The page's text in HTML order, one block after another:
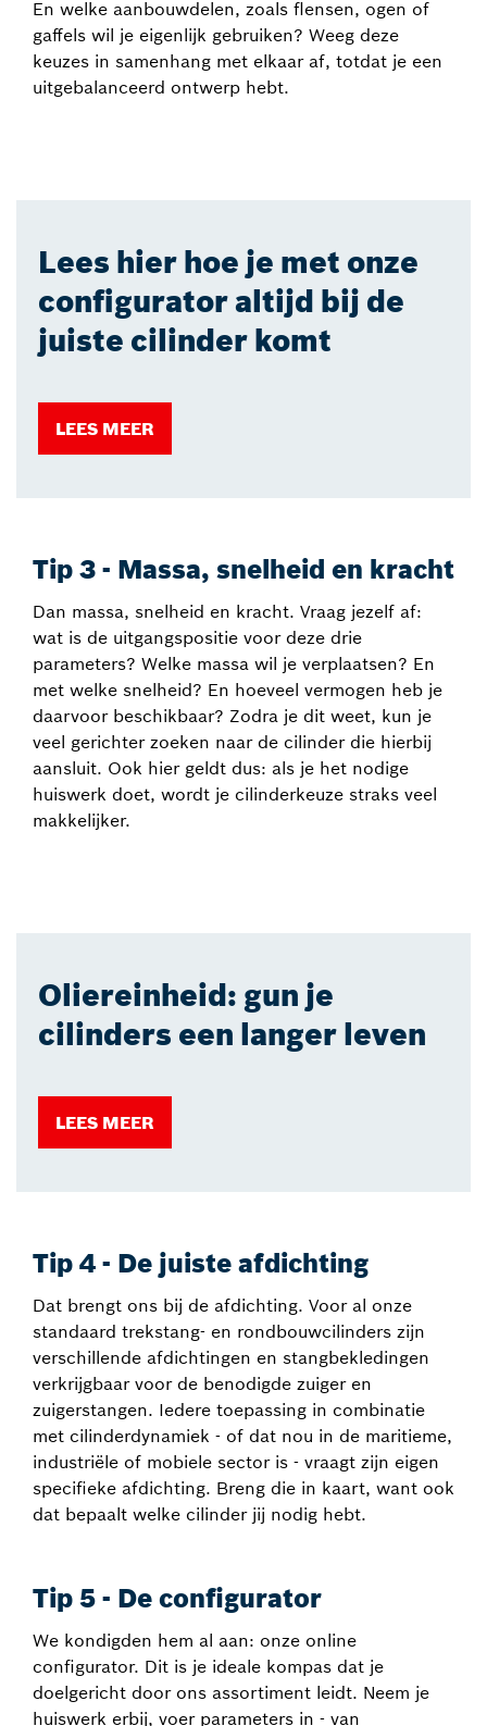
En welke aanbouwdelen, zoals flensen, ogen of
gaffels wil je eigenlijk gebruiken? Weeg deze
keuzes in samenhang met elkaar af, totdat je een
uitgebalanceerd ontwerp hebt.
Lees hier hoe je met onze
configurator altijd bij de
juiste cilinder komt
LEES MEER
Tip 3 - Massa, snelheid en kracht
Dan massa, snelheid en kracht. Vraag jezelf af:
wat is de uitgangspositie voor deze drie
parameters? Welke massa wil je verplaatsen? En
met welke snelheid? En hoeveel vermogen heb je
daarvoor beschikbaar? Zodra je dit weet, kun je
veel gerichter zoeken naar de cilinder die hierbij
aansluit. Ook hier geldt dus: als je het nodige
huiswerk doet, wordt je cilinderkeuze straks veel
makkelijker.
Oliereinheid: gun je
cilinders een langer leven
LEES MEER
Tip 4 - De juiste afdichting
Dat brengt ons bij de afdichting. Voor al onze
standaard trekstang- en rondbouwcilinders zijn
verschillende afdichtingen en stangbekledingen
verkrijgbaar voor de benodigde zuiger en
zuigerstangen. Iedere toepassing in combinatie
met cilinderdynamiek - of dat nou in de maritieme,
industriële of mobiele sector is - vraagt zijn eigen
specifieke afdichting. Breng die in kaart, want ook
dat bepaalt welke cilinder jij nodig hebt.
Tip 5 - De configurator
We kondigden hem al aan: onze online
configurator. Dit is je ideale kompas dat je
doelgericht door ons assortiment leidt. Neem je
huiswerk erbij, voer parameters in - van